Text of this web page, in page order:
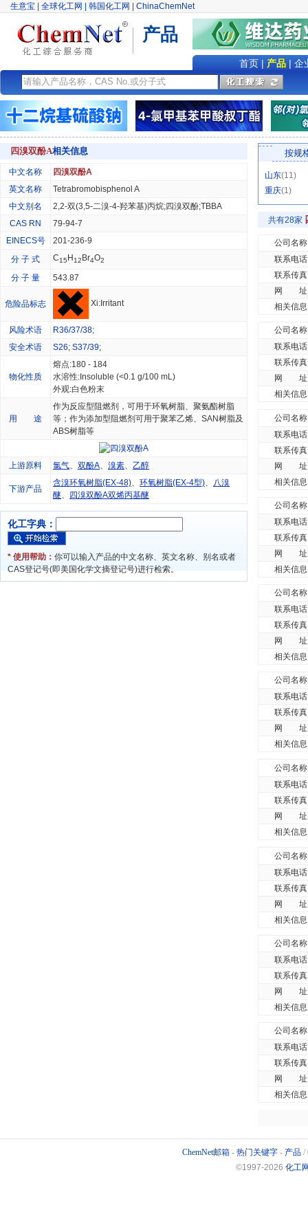
生意宝 全球化工网 韩国化工网 ChinaChemNet
产品
首页| 产品| 企
四溴双酚A相关信息
中文名称
四溴双酚A
英文名称
Tetrabromobisphenol A
中文别名
2,2-双(3,5-二溴-4-羟苯基)丙烷;四溴双酚;TBBA
CAS RN
79-94-7
EINECS号
201-236-9
分 子 式
C15 H12 Br4O2
分 子 量 543.87
危险品标志 Xi:Irritant
风险术语 R36/37/38;
安全术语
S26; S37/39;
物化性质
熔点:180 - 184
水溶性:Insoluble (<0.1 g/100 mL)
外观:白色粉末
用 途
作为反应型阻燃剂，可用于环氧树脂、聚氨酯树脂
等；作为添加型阻燃剂可用于聚苯乙烯、SAN树脂及
ABS树脂等
上游原料 氯气、 双酚A、 溴素、 乙醇
下游产品
含溴环氧树脂(EX-48)、 环氧树脂(EX-4型)、 八溴
醚、 四溴双酚A双烯丙基醚
化工字典：
* 使用帮助： 你可以输入产品的中文名称、英文名称、别名或者
CAS登记号(即美国化学文摘登记号)进行检索。
按规
山东(11)
重庆(1)
共有28家
公司名称
联系电话
联系传真
网 址
相关信息
公司名称
联系电话
联系传真
网 址
相关信息
公司名称
联系电话
联系传真
网 址
相关信息
公司名称
联系电话
联系传真
网 址
相关信息
公司名称
联系电话
联系传真
网 址
相关信息
公司名称
联系电话
联系传真
网 址
相关信息
公司名称
联系电话
联系传真
网 址
相关信息
公司名称
联系电话
联系传真
网 址
相关信息
公司名称
联系电话
联系传真
网 址
相关信息
公司名称
联系电话
联系传真
网 址
相关信息
ChemNet邮箱 - 热门关键字 - 产品 /
©1997-2026 化工